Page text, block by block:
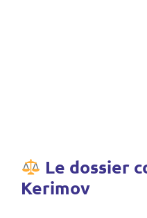
Le dossier
Kerimov